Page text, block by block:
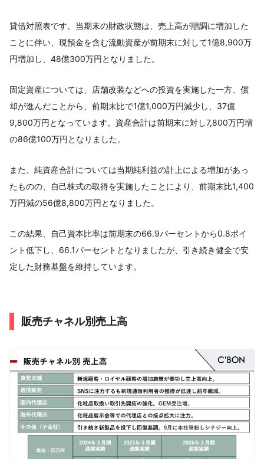
貸借対照表です。当期末の財政状態は、売上高が順調に増加した
ことに伴い、現預金を含む流動資産が前期末に対して1億8,900万
円増加し、48億300万円となりました。
固定資産については、店舗改装などへの投資を実施した一方、償
却が進んだことから、前期末比で1億1,000万円減少し、37億
9,800万円となっています。資産合計は前期末に対し7,800万円増
の86億100万円となりました。
また、純資産合計については当期純利益の計上による増加があっ
たものの、自己株式の取得を実施したことにより、前期末比1,400
万円減の56億8,800万円となりました。
この結果、自己資本比率は前期末の66.9パーセントから0.8ポイ
ント低下し、66.1パーセントとなりましたが、引き続き健全で安
定した財務基盤を維持しています。
販売チャネル別売上高